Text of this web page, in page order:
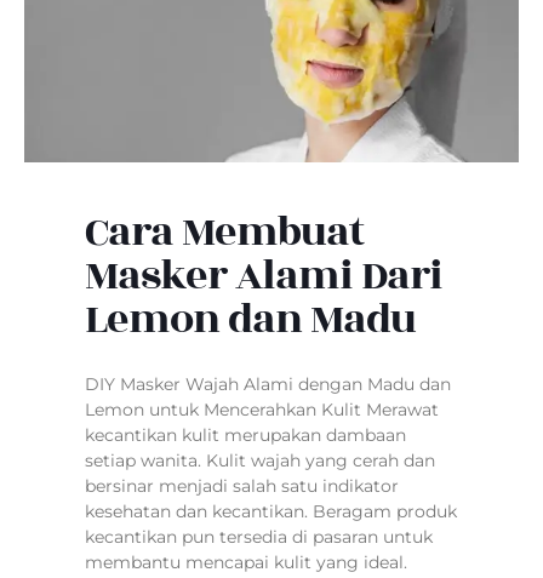
Cara Membuat
Masker Alami Dari
Lemon dan Madu
DIY Masker Wajah Alami dengan Madu dan
Lemon untuk Mencerahkan Kulit Merawat
kecantikan kulit merupakan dambaan
setiap wanita. Kulit wajah yang cerah dan
bersinar menjadi salah satu indikator
kesehatan dan kecantikan. Beragam produk
kecantikan pun tersedia di pasaran untuk
membantu mencapai kulit yang ideal.